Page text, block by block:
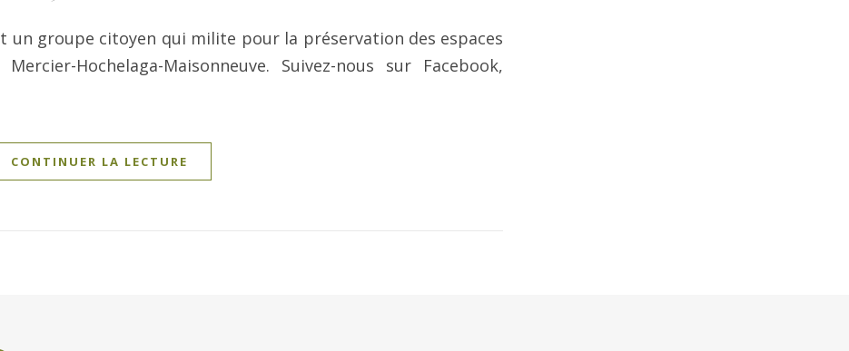
un groupe citoyen qui milite pour la préservation des espaces
Hochelaga-Maisonneuve. Suivez-nous sur Facebook,
CONTINUER LA LECTURE